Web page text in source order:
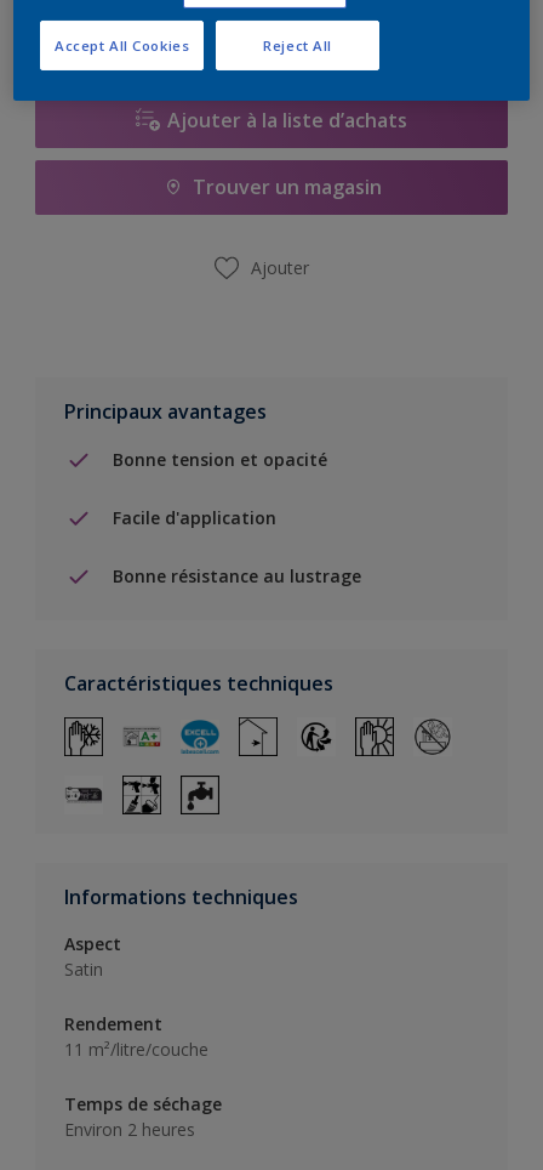
Ajouter à la liste d’achats
Trouver un magasin
Ajouter
Principaux avantages
Bonne tension et opacité
Facile d'application
Bonne résistance au lustrage
Caractéristiques techniques
Informations techniques
Aspect
Satin
Rendement
11 m²/litre/couche
Temps de séchage
Environ 2 heures
Reject All
Accept All Cookies